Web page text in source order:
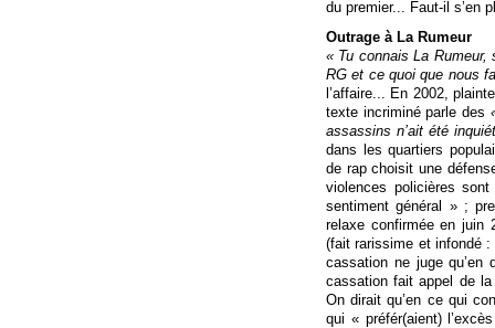
du premier... Faut-il s’en
Outrage à La Rumeur
« Tu connais La
RG et ce quoi que nous
l’affaire... En 2002,
texte incriminé parle des
assassins n’ait été
dans les quartiers
de rap choisit une
violences policières
sentiment général » ;
relaxe confirmée en juin
(fait rarissime et infondé :
cassation ne juge qu’en
cassation fait appel de
On dirait qu’en ce qui
qui « préfér(aient)